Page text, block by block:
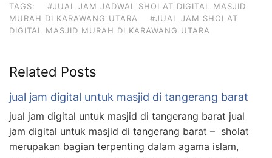
TAGS:
#JUAL JAM JADWAL SHOLAT DIGITAL MASJID
MURAH DI KARAWANG UTARA
#JUAL JAM SHOLAT
DIGITAL MASJID MURAH DI KARAWANG UTARA
Related Posts
jual jam digital untuk masjid di tangerang barat
jual jam digital untuk masjid di tangerang barat jual
jam digital untuk masjid di tangerang barat – sholat
merupakan bagian terpenting dalam agama islam,